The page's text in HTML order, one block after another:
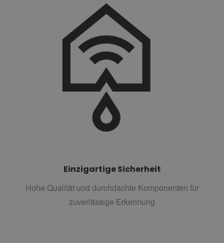
Einzigartige Sicherheit
Hohe Qualität und durchdachte Komponenten für
zuverlässige Erkennung